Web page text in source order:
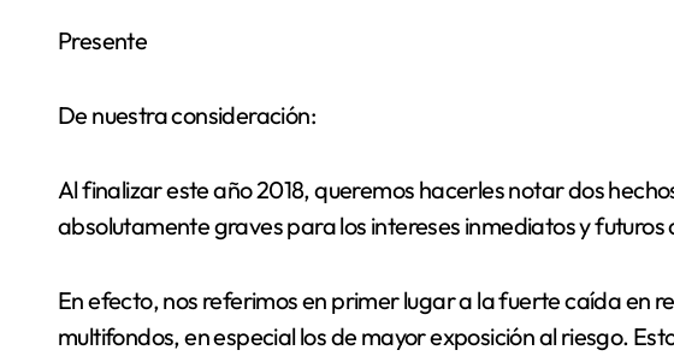
Presente
De nuestra consideración:
Al finalizar este año 2018, queremos hacerles notar dos
absolutamente graves para los intereses inmediatos y
En efecto, nos referimos en primer lugar a la fuerte caída en
multifondos, en especial los de mayor exposición al riesgo.